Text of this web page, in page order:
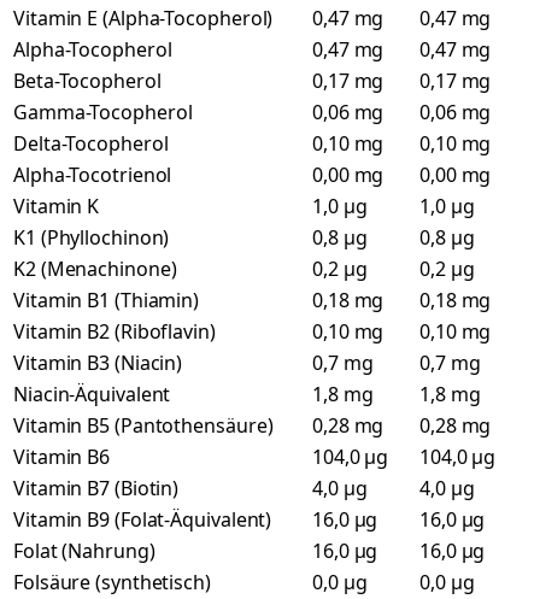
Vitamin E (Alpha-Tocopherol)
0,47 mg
0,47 mg
Alpha-Tocopherol
0,47 mg
0,47 mg
Beta-Tocopherol
0,17 mg
0,17 mg
Gamma-Tocopherol
0,06 mg
0,06 mg
Delta-Tocopherol
0,10 mg
0,10 mg
Alpha-Tocotrienol
0,00 mg
0,00 mg
Vitamin K
1,0 µg
1,0 µg
K1 (Phyllochinon)
0,8 µg
0,8 µg
K2 (Menachinone)
0,2 µg
0,2 µg
Vitamin B1 (Thiamin)
0,18 mg
0,18 mg
Vitamin B2 (Riboflavin)
0,10 mg
0,10 mg
Vitamin B3 (Niacin)
0,7 mg
0,7 mg
Niacin-Äquivalent
1,8 mg
1,8 mg
Vitamin B5 (Pantothensäure)
0,28 mg
0,28 mg
Vitamin B6
104,0 µg
104,0 µg
Vitamin B7 (Biotin)
4,0 µg
4,0 µg
Vitamin B9 (Folat-Äquivalent)
16,0 µg
16,0 µg
Folat (Nahrung)
16,0 µg
16,0 µg
Folsäure (synthetisch)
0,0 µg
0,0 µg